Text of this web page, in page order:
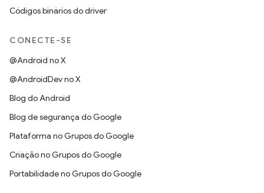
Códigos binários do driver
CONECTE-SE
@Android no X
@AndroidDev no X
Blog do Android
Blog de segurança do Google
Plataforma no Grupos do Google
Criação no Grupos do Google
Portabilidade no Grupos do Google